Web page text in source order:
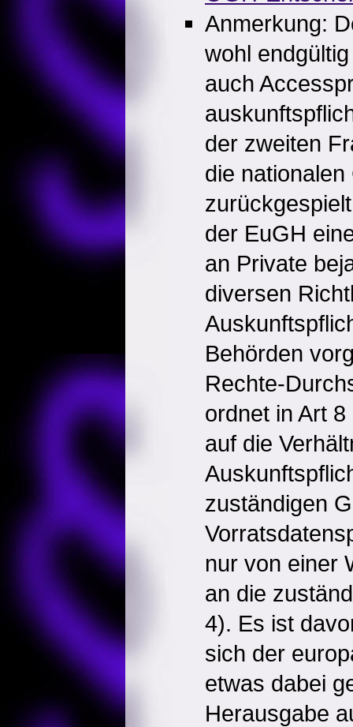
Anmerkung:
wohl
auch
der zweiten
die
der EuGH
an Private
diversen
Behörden
Rechte-
ordnet in Art
auf die
zuständigen
nur von einer
an die
4). Es ist
sich der
etwas dabei
Herausgabe